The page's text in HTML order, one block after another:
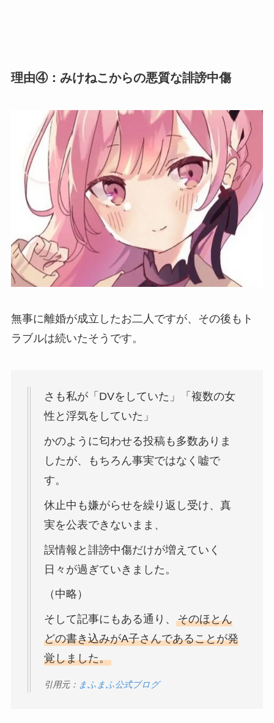
理由④：みけねこからの悪質な誹謗中傷
無事に離婚が成立したお二人ですが、その後もト
ラブルは続いたそうです。
さも私が「DVをしていた」「複数の女
性と浮気をしていた」
かのように匂わせる投稿も多数ありま
したが、もちろん事実ではなく嘘で
す。
休止中も嫌がらせを繰り返し受け、真
実を公表できないまま、
誤情報と誹謗中傷だけが増えていく
日々が過ぎていきました。
（中略）
そして記事にもある通り、 そのほとん
どの書き込みがA子さんであることが発
覚しました。
引用元： まふまふ公式ブログ